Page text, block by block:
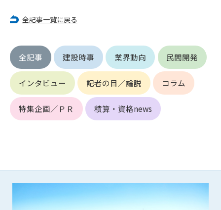
全記事一覧に戻る
全記事 建設時事 業界動向 民間開発
インタビュー 記者の目／論説 コラム
特集企画／ＰＲ 積算・資格news
ビスの提供に関連して管理者が知り得た会員の個人情報（以下
する場合を除き、第三者に開示または提供しないものとしま
す。
(1) 会員が、自己の個人情報の開示に事前に同意している場合
(2) 個々の会員を特定できない統計的な処理をした形式で第三
者に提供する場合
(3) 第三者および管理者の権利、財産、安全等を保護するため
に必要であると管理者が判断した場合
恐れのあるものは、会員の承諾なく削除できるものとします。
1. 管理者は、会員が本サービスを利用することにより得た情報
等（プログラムを含みます）について、その完全性、正確性
を保証もしないものとします。また、当該情報等に起因して